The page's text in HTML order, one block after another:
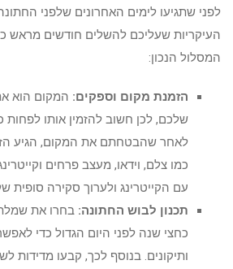
לפני שתגיעו לימים האחרונים שלפני
העיקריות שעליכם להשלים חודשים מראש
המסלול הנכון:
הזמנת מקום וספקים:המקום הוא את
שלכם, לכן חשוב להזמין אותו לפחות
לאחר שהבטחתם את המקום, הגיע
כמו צלם, וידאו, מעצב פרחים
עם הקייטרינג ולערוך סקירה סופית של
תכנון לבוש החתונה:בחרו את שמלת
כחצי שנה לפני היום הגדול כדי לאפשר
ותיקונים. בנוסף לכך, קבעו מדידות